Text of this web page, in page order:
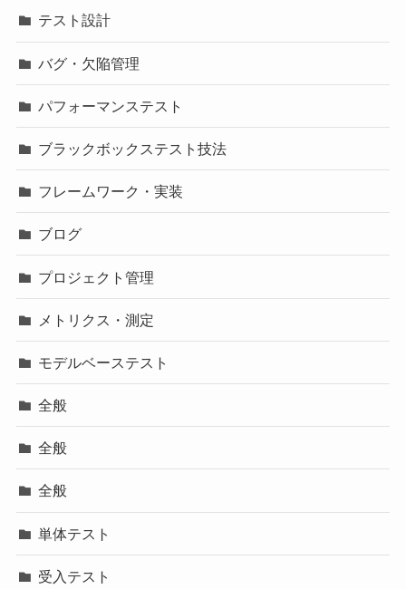
テスト設計
バグ・欠陥管理
パフォーマンステスト
ブラックボックステスト技法
フレームワーク・実装
ブログ
プロジェクト管理
メトリクス・測定
モデルベーステスト
全般
全般
全般
単体テスト
受入テスト